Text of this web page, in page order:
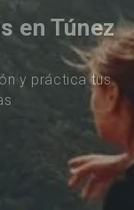
en Túnez
y práctica tus